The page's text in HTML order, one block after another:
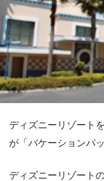
ディズニーリゾート
が「バケーションパ
ディズニーリゾート